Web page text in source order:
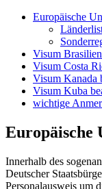
Europäische
Visum
Visum Costa
Visum Kanada
Visum Kuba
wichtige
Europäische
Innerhalb des
Deutscher
Personalausweis um